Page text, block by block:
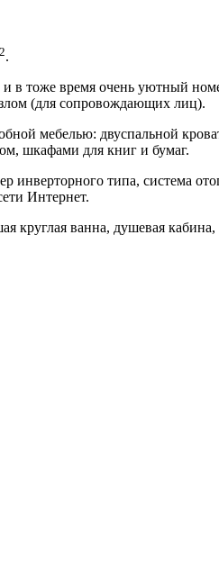
2.
тоже время очень уютный
(для сопровождающих лиц).
мебелью: двуспальной
шкафами для книг и бумаг.
инверторного типа, система
Интернет.
круглая ванна, душевая